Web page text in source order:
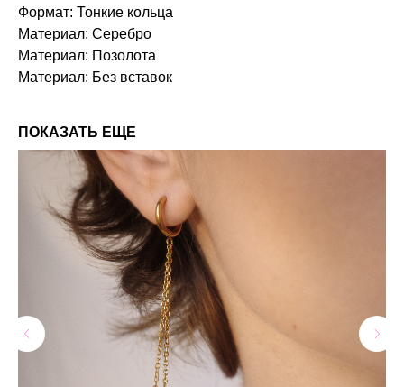
Формат: Тонкие кольца
Материал: Серебро
Материал: Позолота
Материал: Без вставок
ПОКАЗАТЬ ЕЩЕ